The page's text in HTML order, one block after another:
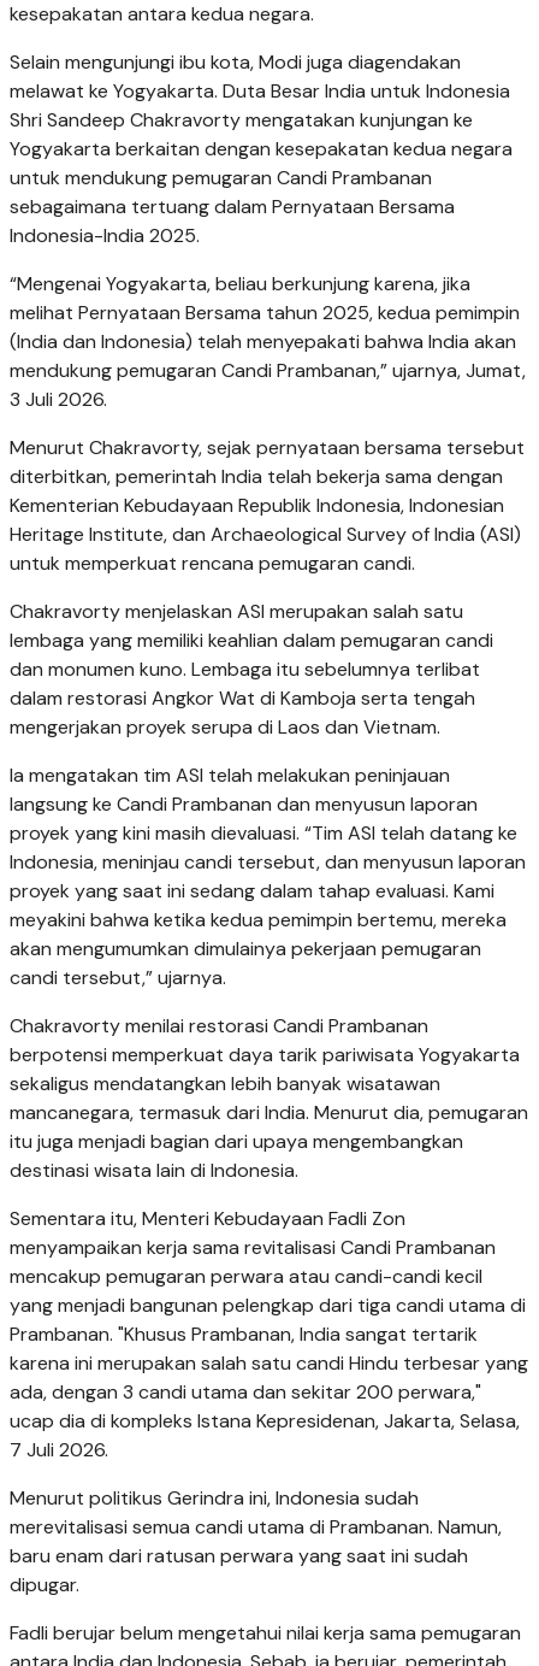
kesepakatan antara kedua negara.
Selain mengunjungi ibu kota, Modi juga diagendakan
melawat ke Yogyakarta. Duta Besar India untuk Indonesia
Shri Sandeep Chakravorty mengatakan kunjungan ke
Yogyakarta berkaitan dengan kesepakatan kedua negara
untuk mendukung pemugaran Candi Prambanan
sebagaimana tertuang dalam Pernyataan Bersama
Indonesia-India 2025.
“Mengenai Yogyakarta, beliau berkunjung karena, jika
melihat Pernyataan Bersama tahun 2025, kedua pemimpin
(India dan Indonesia) telah menyepakati bahwa India akan
mendukung pemugaran Candi Prambanan,” ujarnya, Jumat,
3 Juli 2026.
Menurut Chakravorty, sejak pernyataan bersama tersebut
diterbitkan, pemerintah India telah bekerja sama dengan
Kementerian Kebudayaan Republik Indonesia, Indonesian
Heritage Institute, dan Archaeological Survey of India (ASI)
untuk memperkuat rencana pemugaran candi.
Chakravorty menjelaskan ASI merupakan salah satu
lembaga yang memiliki keahlian dalam pemugaran candi
dan monumen kuno. Lembaga itu sebelumnya terlibat
dalam restorasi Angkor Wat di Kamboja serta tengah
mengerjakan proyek serupa di Laos dan Vietnam.
Ia mengatakan tim ASI telah melakukan peninjauan
langsung ke Candi Prambanan dan menyusun laporan
proyek yang kini masih dievaluasi. “Tim ASI telah datang ke
Indonesia, meninjau candi tersebut, dan menyusun laporan
proyek yang saat ini sedang dalam tahap evaluasi. Kami
meyakini bahwa ketika kedua pemimpin bertemu, mereka
akan mengumumkan dimulainya pekerjaan pemugaran
candi tersebut,” ujarnya.
Chakravorty menilai restorasi Candi Prambanan
berpotensi memperkuat daya tarik pariwisata Yogyakarta
sekaligus mendatangkan lebih banyak wisatawan
mancanegara, termasuk dari India. Menurut dia, pemugaran
itu juga menjadi bagian dari upaya mengembangkan
destinasi wisata lain di Indonesia.
Sementara itu, Menteri Kebudayaan Fadli Zon
menyampaikan kerja sama revitalisasi Candi Prambanan
mencakup pemugaran perwara atau candi-candi kecil
yang menjadi bangunan pelengkap dari tiga candi utama di
Prambanan. "Khusus Prambanan, India sangat tertarik
karena ini merupakan salah satu candi Hindu terbesar yang
ada, dengan 3 candi utama dan sekitar 200 perwara,"
ucap dia di kompleks Istana Kepresidenan, Jakarta, Selasa,
7 Juli 2026.
Menurut politikus Gerindra ini, Indonesia sudah
merevitalisasi semua candi utama di Prambanan. Namun,
baru enam dari ratusan perwara yang saat ini sudah
dipugar.
Fadli berujar belum mengetahui nilai kerja sama pemugaran